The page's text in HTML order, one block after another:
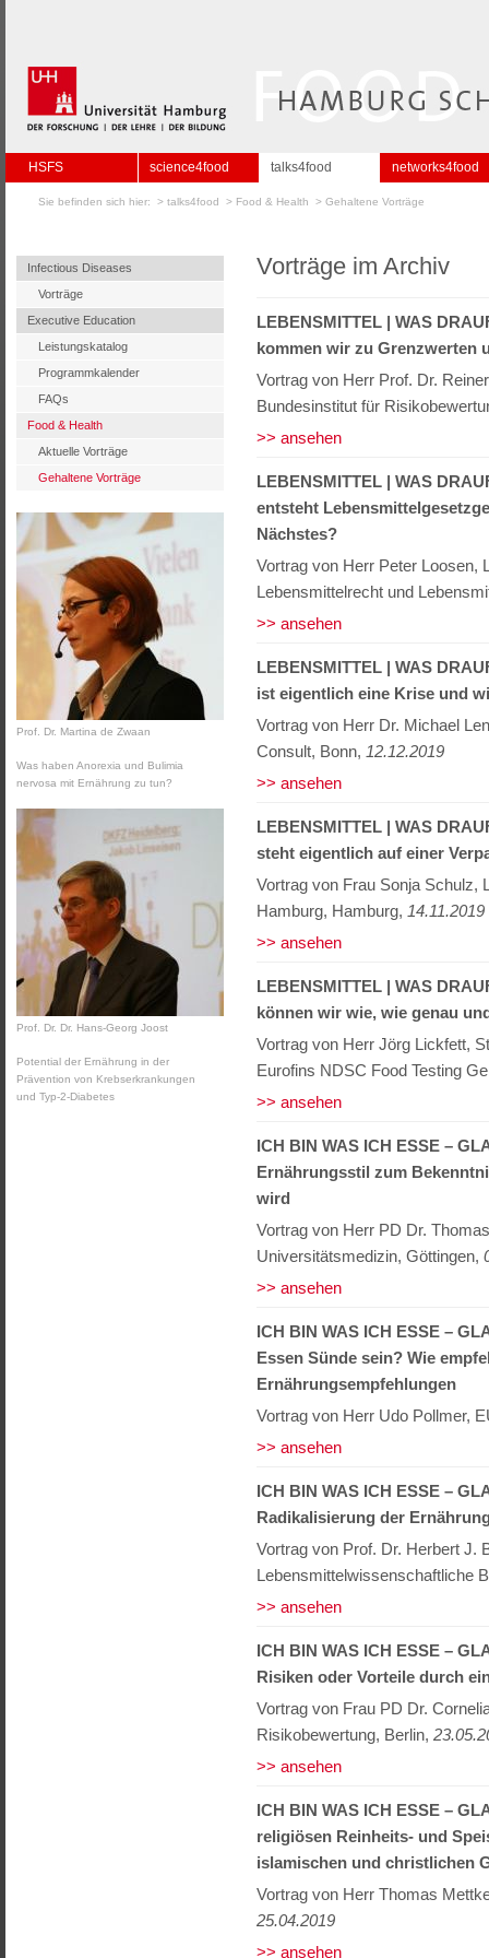
HSFS science4food talks4food networks4food
Sie befinden sich hier: > talks4food > Food & Health > Gehaltene Vorträge
Infectious Diseases
Vorträge
Executive Education
Leistungskatalog
Programmkalender
FAQs
Food & Health
Aktuelle Vorträge
Gehaltene Vorträge
Prof. Dr. Martina de Zwaan
Was haben Anorexia und Bulimia
nervosa mit Ernährung zu tun?
Prof. Dr. Dr. Hans-Georg Joost
Potential der Ernährung in der
Prävention von Krebserkrankungen
und Typ-2-Diabetes
Vorträge im Archiv
LEBENSMITTEL | WAS
kommen wir zu Grenzwerten
Vortrag von Herr Prof. Dr.
Bundesinstitut für
>> ansehen
LEBENSMITTEL | WAS
entsteht
Nächstes?
Vortrag von Herr Peter Loosen,
Lebensmittelrecht und
>> ansehen
LEBENSMITTEL | WAS
ist eigentlich eine Krise und
Vortrag von Herr Dr. Michael
Consult, Bonn, 12.12.2019
>> ansehen
LEBENSMITTEL | WAS
steht eigentlich auf einer
Vortrag von Frau Sonja Schulz,
Hamburg, Hamburg, 14.11.2019
>> ansehen
LEBENSMITTEL | WAS
können wir wie, wie genau
Vortrag von Herr Jörg Lickfett,
Eurofins NDSC Food Testing
>> ansehen
ICH BIN WAS ICH ESSE –
Ernährungsstil zum
wird
Vortrag von Herr PD Dr.
Universitätsmedizin, Göttingen,
>> ansehen
ICH BIN WAS ICH ESSE –
Essen Sünde sein? Wie
Ernährungsempfehlungen
Vortrag von Herr Udo Pollmer,
>> ansehen
ICH BIN WAS ICH ESSE –
Radikalisierung der
Vortrag von Prof. Dr. Herbert J.
Lebensmittelwissenschaftliche
>> ansehen
ICH BIN WAS ICH ESSE –
Risiken oder Vorteile durch
Vortrag von Frau PD Dr.
Risikobewertung, Berlin,
>> ansehen
ICH BIN WAS ICH ESSE –
religiösen Reinheits- und
islamischen und christlichen
Vortrag von Herr Thomas
25.04.2019
>> ansehen